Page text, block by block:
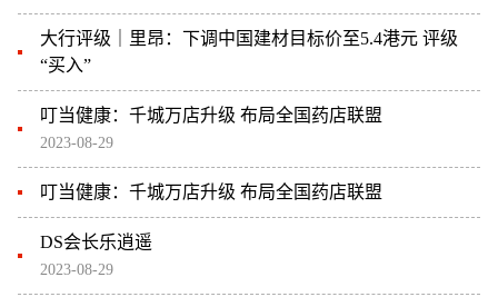
大行评级｜里昂：下调中国建材目标价至5.4港元 评级
“买入”
叮当健康：千城万店升级 布局全国药店联盟
2023-08-29
叮当健康：千城万店升级 布局全国药店联盟
DS会长乐逍遥
2023-08-29